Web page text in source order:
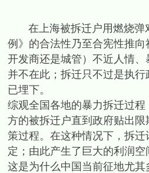
在上海被拆迁户用燃烧弹
例》的合法性乃至合宪性推
开发商还是城管）不近人情
并不在此；拆迁只不过是执
已埋下。
综观全国各地的暴力拆迁过
方的被拆迁户直到政府贴出
策过程。在这种情况下，拆
定；由此产生了巨大的利润
这是为什么中国当前征地尤